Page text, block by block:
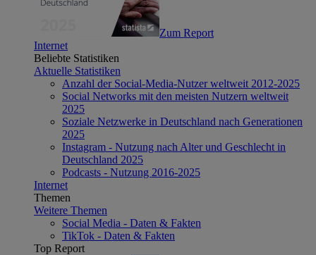
Zum Report
Internet
Beliebte Statistiken
Aktuelle Statistiken
Anzahl der Social-Media-Nutzer weltweit 2012-2025
Social Networks mit den meisten Nutzern weltweit
2025
Soziale Netzwerke in Deutschland nach Generationen
2025
Instagram - Nutzung nach Alter und Geschlecht in
Deutschland 2025
Podcasts - Nutzung 2016-2025
Internet
Themen
Weitere Themen
Social Media - Daten & Fakten
TikTok - Daten & Fakten
Top Report